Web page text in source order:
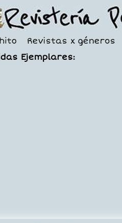
Revistas x géneros
Ejemplares: